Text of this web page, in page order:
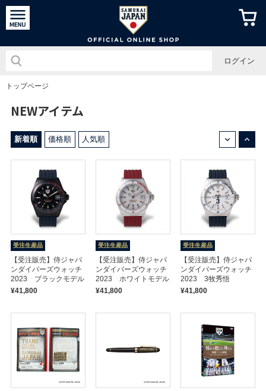
侍ジャパ
ログイン
トップページ
NEWアイテム
新着順 価格順 人気順
受注生産品
【受注販売】侍ジャパ
ンダイバーズウォッチ
2023 ブラックモデル
¥41,800
受注生産品
【受注販売】侍ジャパ
ンダイバーズウォッチ
2023 ホワイトモデル
¥41,800
受注生産品
【受注販売】侍ジャパ
ンダイバーズウォッチ
2023 3牧秀悟
¥41,800